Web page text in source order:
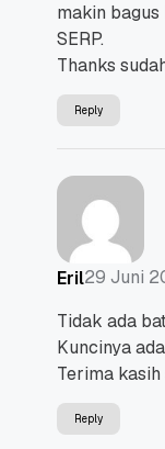
makin
SERP.
Thanks
Reply
Eril29 Juni
Tidak ada
Kuncinya
Terima
Reply